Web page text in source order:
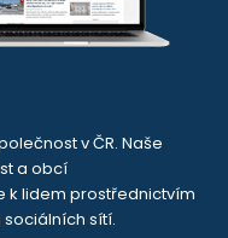
v ČR. Naše
a obcí
k lidem prostřednictvím
sítí.